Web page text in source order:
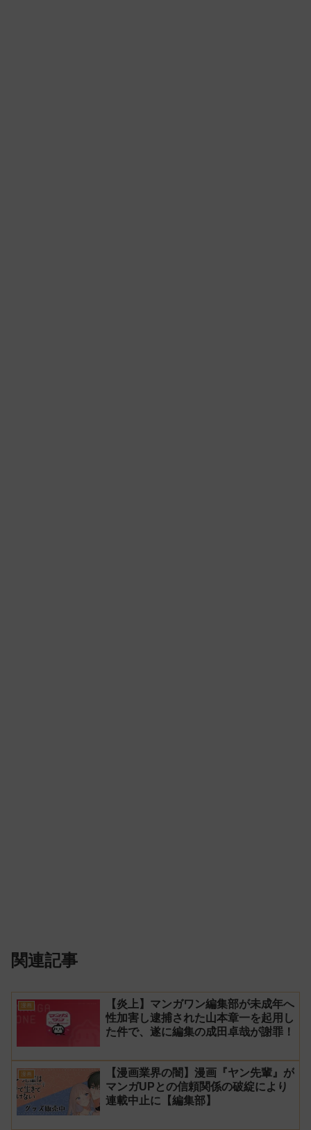
関連記事
漫画
【炎上】マンガワン編集部が未成年へ
性加害し逮捕された山本章一を起用し
た件で、遂に編集の成田卓哉が謝罪！
漫画
【漫画業界の闇】漫画『ヤン先輩』が
マンガUPとの信頼関係の破綻により
連載中止に【編集部】